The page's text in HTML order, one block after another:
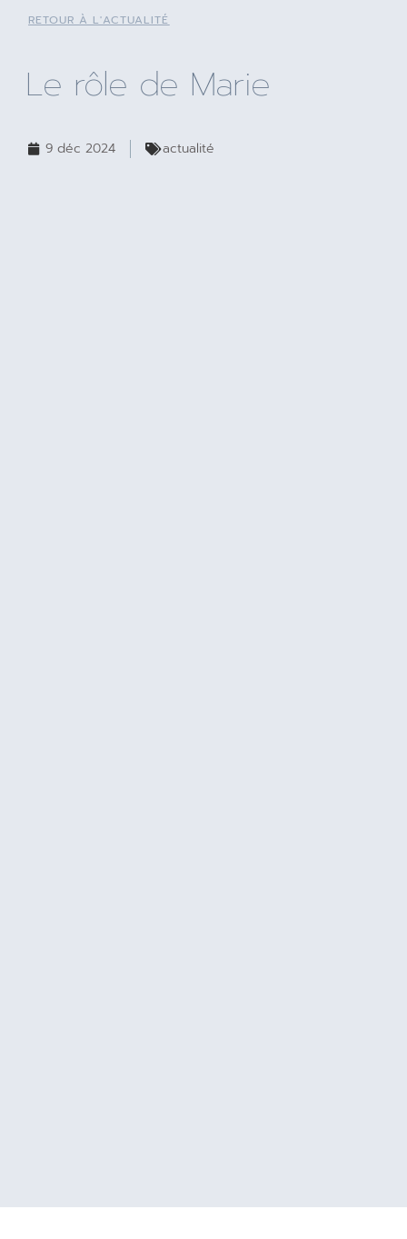
RETOUR À L'ACTUALITÉ
Le rôle de Marie
9 déc 2024 actualité